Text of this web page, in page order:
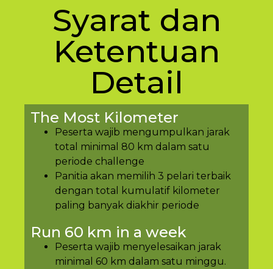
Syarat dan
Ketentuan
Detail
The Most Kilometer
Peserta wajib mengumpulkan jarak
total minimal 80 km dalam satu
periode challenge
Panitia akan memilih 3 pelari terbaik
dengan total kumulatif kilometer
paling banyak diakhir periode
Run 60 km in a week
Peserta wajib menyelesaikan jarak
minimal 60 km dalam satu minggu.